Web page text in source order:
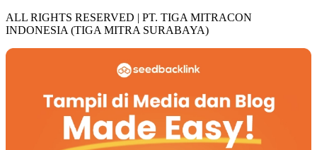
ALL RIGHTS RESERVED | PT. TIGA MITRACON
INDONESIA (TIGA MITRA SURABAYA)